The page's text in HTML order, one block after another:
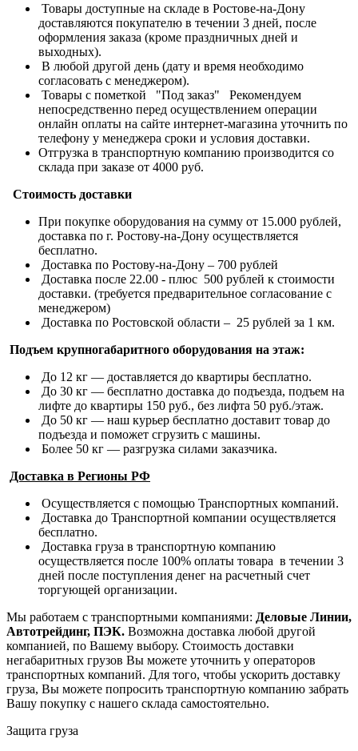
Товары доступные на складе в Ростове-на-Дону
доставляются покупателю в течении 3 дней, после
оформления заказа (кроме праздничных дней и
выходных).
В любой другой день (дату и время необходимо
согласовать с менеджером).
Товары с пометкой "Под заказ" Рекомендуем
непосредственно перед осуществлением операции
онлайн оплаты на сайте интернет-магазина уточнить по
телефону у менеджера сроки и условия доставки.
Отгрузка в транспортную компанию производится со
склада при заказе от 4000 руб.
Стоимость доставки
При покупке оборудования на сумму от 15.000 рублей,
доставка по г. Ростову-на-Дону осуществляется
бесплатно.
Доставка по Ростову-на-Дону – 700 рублей
Доставка после 22.00 - плюс 500 рублей к стоимости
доставки. (требуется предварительное согласование с
менеджером)
Доставка по Ростовской области – 25 рублей за 1 км.
Подъем крупногабаритного оборудования на этаж:
До 12 кг — доставляется до квартиры бесплатно.
До 30 кг — бесплатно доставка до подъезда, подъем на
лифте до квартиры 150 руб., без лифта 50 руб./этаж.
До 50 кг — наш курьер бесплатно доставит товар до
подъезда и поможет сгрузить с машины.
Более 50 кг — разгрузка силами заказчика.
Доставка в Регионы РФ
Осуществляется с помощью Транспортных компаний.
Доставка до Транспортной компании осуществляется
бесплатно.
Доставка груза в транспортную компанию
осуществляется после 100% оплаты товара в течении 3
дней после поступления денег на расчетный счет
торгующей организации.
Мы работаем с транспортными компаниями: Деловые Линии,
Автотрейдинг, ПЭК. Возможна доставка любой другой
компанией, по Вашему выбору. Стоимость доставки
негабаритных грузов Вы можете уточнить у операторов
транспортных компаний. Для того, чтобы ускорить доставку
груза, Вы можете попросить транспортную компанию забрать
Вашу покупку с нашего склада самостоятельно.
Защита груза